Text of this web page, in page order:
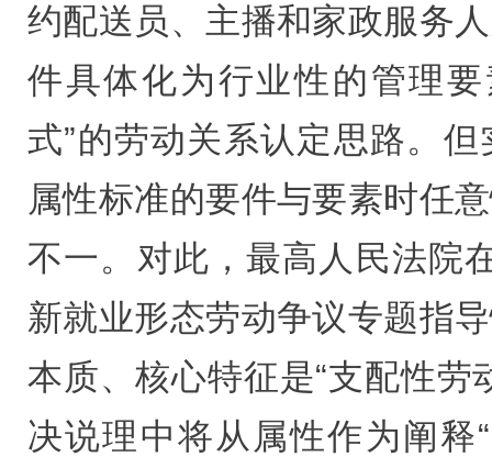
约配送员、主播和家政服务
件具体化为行业性的管理
式”的劳动关系认定思路。
属性标准的要件与要素时任
不一。对此，最高人民法院
新就业形态劳动争议专题指
本质、核心特征是“支配性劳
决说理中将从属性作为阐释